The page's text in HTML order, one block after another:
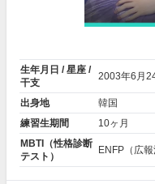
生年月日 / 星座 /
干支
2003年6月
出身地
韓国
練習生期間
10ヶ月
MBTI（性格診断
テスト）
ENFP（広報